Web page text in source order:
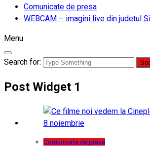
Comunicate de presa
WEBCAM – imagini live din judetul
Menu
Search for:
Post Widget 1
Comunicate de presa